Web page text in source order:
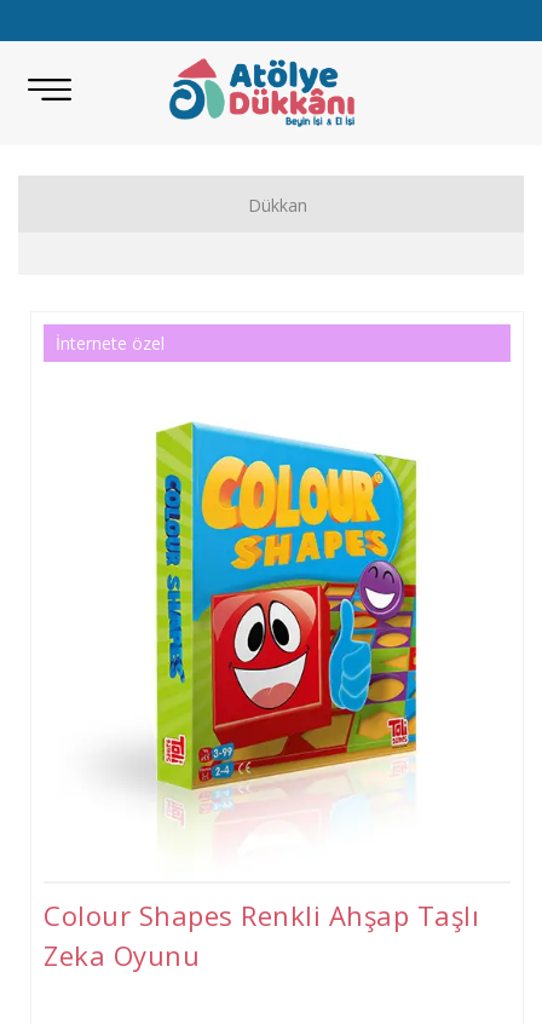
Dükkan
Beceri Setleri
Gelişim Atölyeleri (2-6 Yaş)
Beceri Atölyeleri(5-12 Yaş)
İnternete özel
Colour Shapes Renkli Ahşap Taşlı
Zeka Oyunu